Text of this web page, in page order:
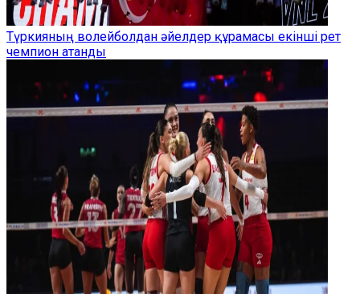
Түркияның волейболдан әйелдер құрамасы екінші рет
чемпион атанды